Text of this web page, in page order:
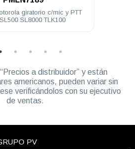
giratorio c/mic y PTT
SL8000 TLK100
a distribuidor” y están
americanos, pueden variar sin
verificándolos con su ejecutivo
de ventas.
PV